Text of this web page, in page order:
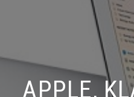
APPLE,